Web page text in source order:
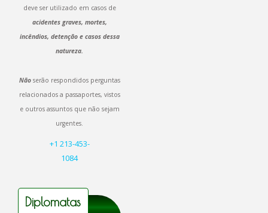
deve ser utilizado em casos de
acidentes graves, mortes,
incêndios, detenção e casos dessa
natureza.
Nãoserão respondidos perguntas
relacionados a passaportes, vistos
e outros assuntos que não sejam
urgentes.
+1 213-453-
1084
Diplomatas